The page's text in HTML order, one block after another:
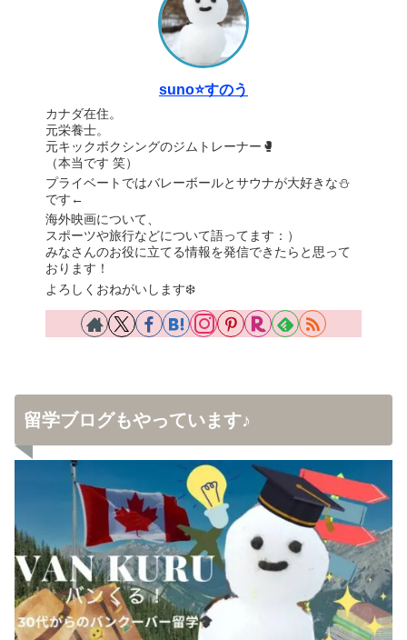
suno⭐️すのう
カナダ在住。
元栄養士。
元キックボクシングのジムトレーナー🥊
（本当です 笑）
プライベートではバレーボールとサウナが大好きな⛄️
です←
海外映画について、
スポーツや旅行などについて語ってます：）
みなさんのお役に立てる情報を発信できたらと思って
おります！
よろしくおねがいします❄️
留学ブログもやっています♪